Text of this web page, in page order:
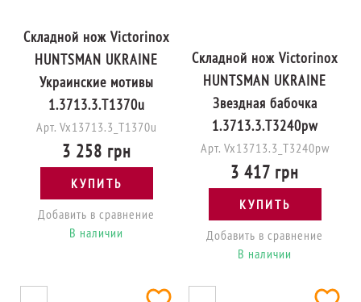
Складной нож Victorinox
HUNTSMAN UKRAINE
Украинские мотивы
1.3713.3.T1370u
Арт. Vx13713.3_T1370u
3 258 грн
КУПИТЬ
Добавить в сравнение
В наличии
Складной нож Victorinox
HUNTSMAN UKRAINE
Звездная бабочка
1.3713.3.T3240pw
Арт. Vx13713.3_T3240pw
3 417 грн
КУПИТЬ
Добавить в сравнение
В наличии